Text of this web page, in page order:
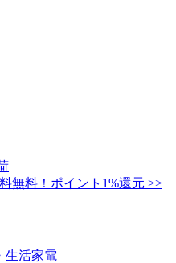
無料！ポイント1%還元 >>
生活家電